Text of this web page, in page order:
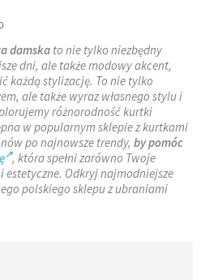
damska to nie tylko niezbędny
dni, ale także modowy akcent,
każdą stylizację. To nie tylko
ale także wyraz własnego stylu i
różnorodność kurtki
w popularnym sklepie z kurtkami
po najnowsze trendy, by pomóc
, która spełni zarówno Twoje
Odkryj najmodniejsze
polskiego sklepu z ubraniami